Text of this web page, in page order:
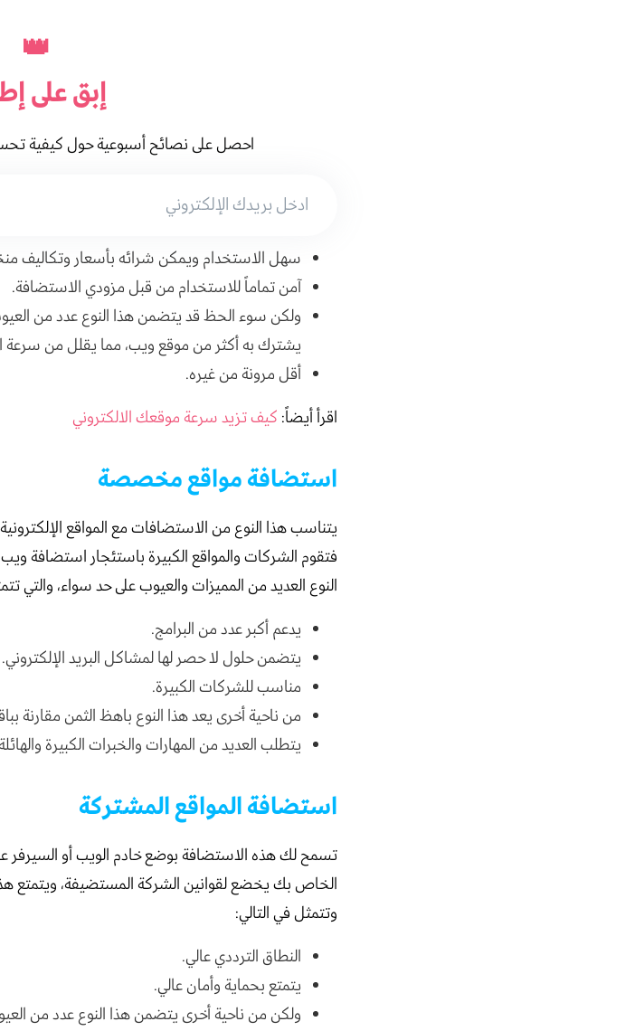
👑
إبق على
احصل على نصائح أسبوعية حول كيفية
سهل الاستخدام ويمكن شرائه بأسعار وتكاليف
آمن تماماً للاستخدام من قبل مزودي الاستضافة.
ولكن سوء الحظ قد يتضمن هذا النوع عدد من
يشترك به أكثر من موقع ويب، مما يقلل من سرعة
أقل مرونة من غيره.
اقرأ أيضاً: كيف تزيد سرعة موقعك الالكتروني
استضافة مواقع مخصصة
يتناسب هذا النوع من الاستضافات مع المواقع الإلكترونية
فتقوم الشركات والمواقع الكبيرة باستئجار استضافة
النوع العديد من المميزات والعيوب على حد سواء، والتي
يدعم أكبر عدد من البرامج.
يتضمن حلول لا حصر لها لمشاكل البريد الإلكتروني.
مناسب للشركات الكبيرة.
من ناحية أخرى يعد هذا النوع باهظ الثمن مقارنة
يتطلب العديد من المهارات والخبرات الكبيرة
استضافة المواقع المشتركة
تسمح لك هذه الاستضافة بوضع خادم الويب أو السيرفر
الخاص بك يخضع لقوانين الشركة المستضيفة، ويتمتع
وتتمثل في التالي:
النطاق الترددي عالي.
يتمتع بحماية وأمان عالي.
ولكن من ناحية أخرى يتضمن هذا النوع عدد من